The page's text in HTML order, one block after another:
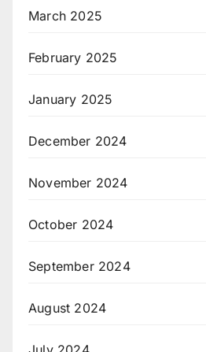
March 2025
February 2025
January 2025
December 2024
November 2024
October 2024
September 2024
August 2024